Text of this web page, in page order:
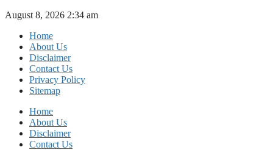
Skip
content
August 8, 2026 2:34 am
Home
About Us
Disclaimer
Contact Us
Privacy Policy
Sitemap
Home
About Us
Disclaimer
Contact Us